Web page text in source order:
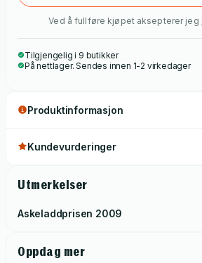
Ved å fullføre kjøpet aksepterer jeg
Tilgjengelig i 9 butikker
På nettlager. Sendes innen 1-2 virkedager
Produktinformasjon
Kundevurderinger
Utmerkelser
Askeladdprisen 2009
Oppdag mer